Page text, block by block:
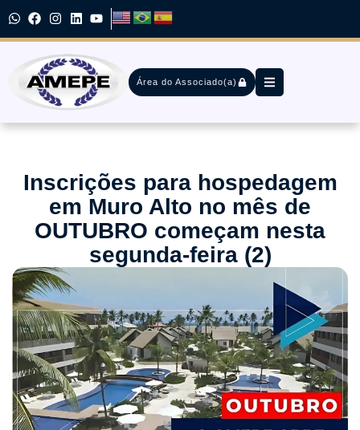
Área do Associado(a)
Inscrições para hospedagem
em Muro Alto no mês de
OUTUBRO começam nesta
segunda-feira (2)